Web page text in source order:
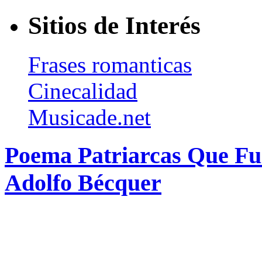
Sitios de Interés
Frases romanticas
Cinecalidad
Musicade.net
Poema Patriarcas Que
Adolfo Bécquer